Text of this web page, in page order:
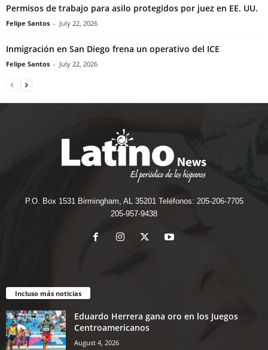
Permisos de trabajo para asilo protegidos por juez en EE. UU.
Felipe Santos - July 22, 2026
Inmigración en San Diego frena un operativo del ICE
Felipe Santos - July 22, 2026
P.O. Box 1531 Birmingham, AL 35201 Teléfonos: 205-206-7705
205-957-9438
Incluso más noticias
Eduardo Herrera gana oro en los Juegos
Centroamericanos
August 4, 2026